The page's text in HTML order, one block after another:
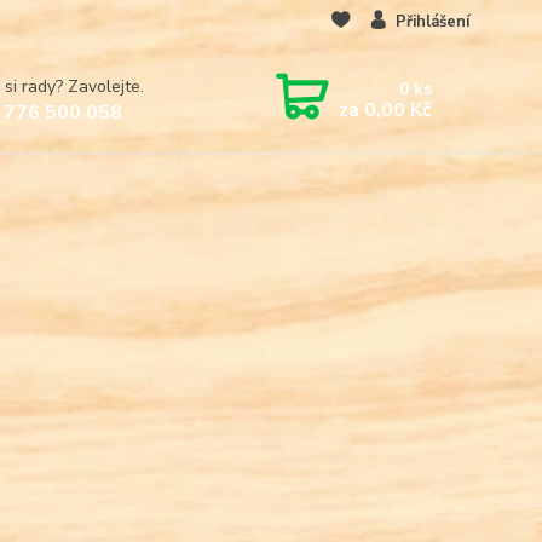
Přihlášení
rady? Zavolejte.
500 058
0 ks
za 0,00 Kč